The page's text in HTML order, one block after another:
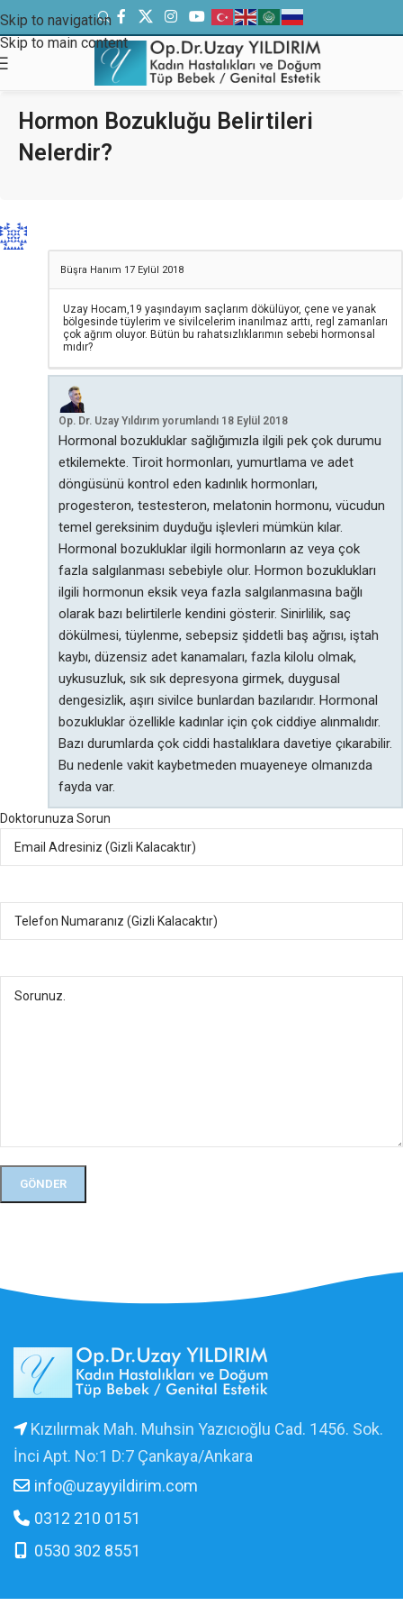
Skip to navigation
Skip to main content
Hormon Bozukluğu Belirtileri
Nelerdir?
Büşra Hanım 17 Eylül 2018
Uzay Hocam,19 yaşındayım saçlarım dökülüyor, çene ve yanak
bölgesinde tüylerim ve sivilcelerim inanılmaz arttı, regl zamanları
çok ağrım oluyor. Bütün bu rahatsızlıklarımın sebebi hormonsal
mıdır?
Op. Dr. Uzay Yıldırım yorumlandı 18 Eylül 2018
Hormonal bozukluklar sağlığımızla ilgili pek çok durumu
etkilemekte. Tiroit hormonları, yumurtlama ve adet
döngüsünü kontrol eden kadınlık hormonları,
progesteron, testesteron, melatonin hormonu, vücudun
temel gereksinim duyduğu işlevleri mümkün kılar.
Hormonal bozukluklar ilgili hormonların az veya çok
fazla salgılanması sebebiyle olur. Hormon bozuklukları
ilgili hormonun eksik veya fazla salgılanmasına bağlı
olarak bazı belirtilerle kendini gösterir. Sinirlilik, saç
dökülmesi, tüylenme, sebepsiz şiddetli baş ağrısı, iştah
kaybı, düzensiz adet kanamaları, fazla kilolu olmak,
uykusuzluk, sık sık depresyona girmek, duygusal
dengesizlik, aşırı sivilce bunlardan bazılarıdır. Hormonal
bozukluklar özellikle kadınlar için çok ciddiye alınmalıdır.
Bazı durumlarda çok ciddi hastalıklara davetiye çıkarabilir.
Bu nedenle vakit kaybetmeden muayeneye olmanızda
fayda var.
Doktorunuza Sorun
Kızılırmak Mah. Muhsin Yazıcıoğlu Cad. 1456. Sok.
İnci Apt. No:1 D:7 Çankaya/Ankara
info@uzayyildirim.com
0312 210 0151
0530 302 8551